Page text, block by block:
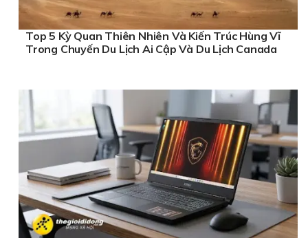
Top 5 Kỳ Quan Thiên Nhiên Và Kiến Trúc Hùng Vĩ
Trong Chuyến Du Lịch Ai Cập Và Du Lịch Canada